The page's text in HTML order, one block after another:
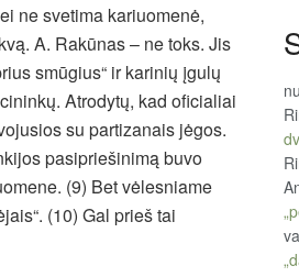
ne svetima kariuomenė,
A. Rakūnas – ne toks. Jis
smūgius“ ir karinių įgulų
Atrodytų, kad oficialiai
su partizanais jėgos.
pasipriešinimą buvo
(9) Bet vėlesniame
(10) Gal prieš tai